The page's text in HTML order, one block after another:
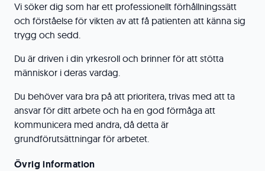
Vi söker dig som har ett professionellt förhållningssätt
och förståelse för vikten av att få patienten att känna sig
trygg och sedd.
Du är driven i din yrkesroll och brinner för att stötta
människor i deras vardag.
Du behöver vara bra på att prioritera, trivas med att ta
ansvar för ditt arbete och ha en god förmåga att
kommunicera med andra, då detta är
grundförutsättningar för arbetet.
Övrig information